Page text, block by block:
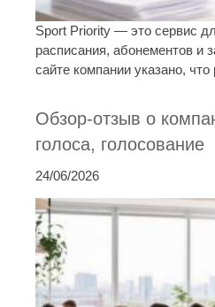
Sport Priority — это сервис
расписания, абонементов и
сайте компании указано,
Обзор-отзыв о
голоса, голосование
24/06/2026